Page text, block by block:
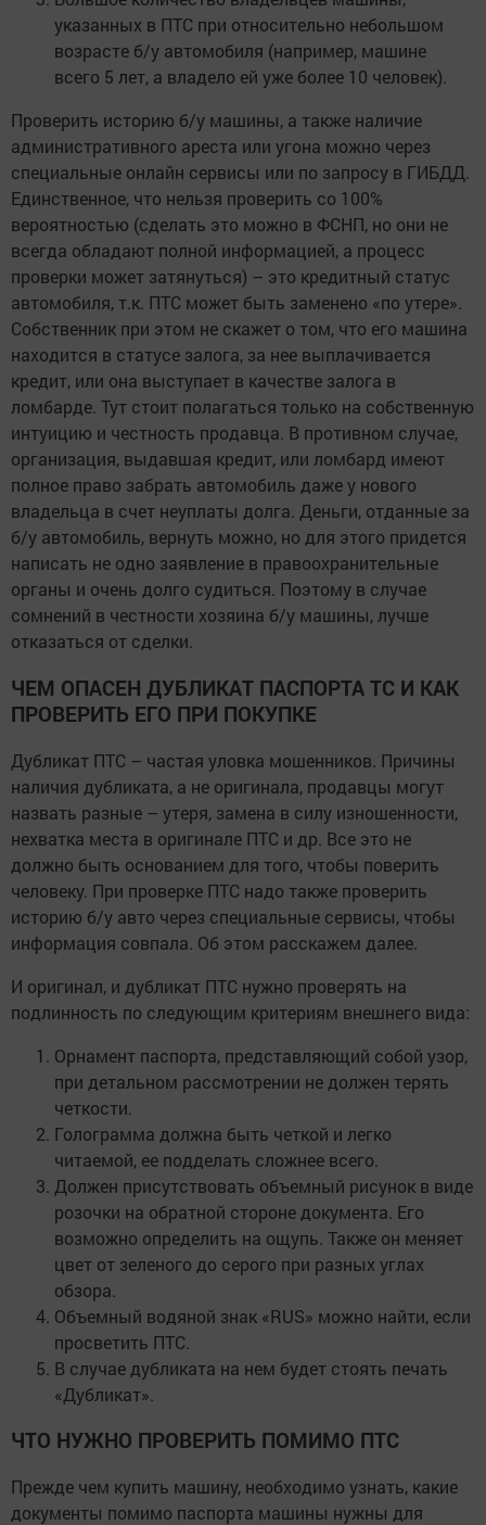
указанных в ПТС при относительно небольшом
возрасте б/у автомобиля (например, машине
всего 5 лет, а владело ей уже более 10 человек).
Проверить историю б/у машины, а также наличие
административного ареста или угона можно через
специальные онлайн сервисы или по запросу в ГИБДД.
Единственное, что нельзя проверить со 100%
вероятностью (сделать это можно в ФСНП, но они не
всегда обладают полной информацией, а процесс
проверки может затянуться) – это кредитный статус
автомобиля, т.к. ПТС может быть заменено «по утере».
Собственник при этом не скажет о том, что его машина
находится в статусе залога, за нее выплачивается
кредит, или она выступает в качестве залога в
ломбарде. Тут стоит полагаться только на собственную
интуицию и честность продавца. В противном случае,
организация, выдавшая кредит, или ломбард имеют
полное право забрать автомобиль даже у нового
владельца в счет неуплаты долга. Деньги, отданные за
б/у автомобиль, вернуть можно, но для этого придется
написать не одно заявление в правоохранительные
органы и очень долго судиться. Поэтому в случае
сомнений в честности хозяина б/у машины, лучше
отказаться от сделки.
ЧЕМ ОПАСЕН ДУБЛИКАТ ПАСПОРТА ТС И КАК
ПРОВЕРИТЬ ЕГО ПРИ ПОКУПКЕ
Дубликат ПТС – частая уловка мошенников. Причины
наличия дубликата, а не оригинала, продавцы могут
назвать разные – утеря, замена в силу изношенности,
нехватка места в оригинале ПТС и др. Все это не
должно быть основанием для того, чтобы поверить
человеку. При проверке ПТС надо также проверить
историю б/у авто через специальные сервисы, чтобы
информация совпала. Об этом расскажем далее.
И оригинал, и дубликат ПТС нужно проверять на
подлинность по следующим критериям внешнего вида:
Орнамент паспорта, представляющий собой узор,
при детальном рассмотрении не должен терять
четкости.
Голограмма должна быть четкой и легко
читаемой, ее подделать сложнее всего.
Должен присутствовать объемный рисунок в виде
розочки на обратной стороне документа. Его
возможно определить на ощупь. Также он меняет
цвет от зеленого до серого при разных углах
обзора.
Объемный водяной знак «RUS» можно найти, если
просветить ПТС.
В случае дубликата на нем будет стоять печать
«Дубликат».
ЧТО НУЖНО ПРОВЕРИТЬ ПОМИМО ПТС
Прежде чем купить машину, необходимо узнать, какие
документы помимо паспорта машины нужны для